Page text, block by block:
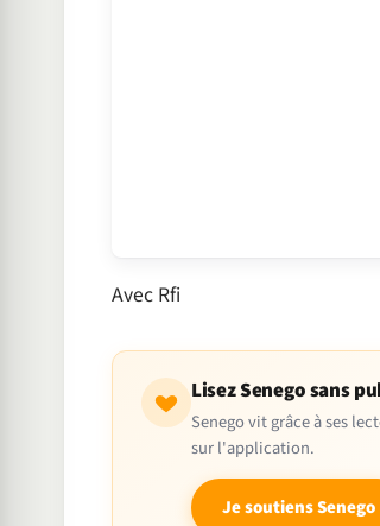
Avec Rfi
Lisez Senego sans
Senego vit grâce à ses
sur l'application.
Je soutiens Senego